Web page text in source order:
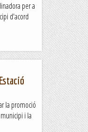
per a
d'acord
la promoció
i la